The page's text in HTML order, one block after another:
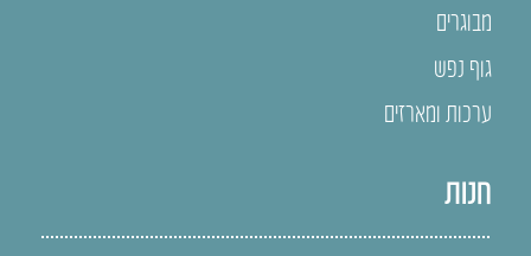
מבוגרים
גוף נפש
ערכות ומארזים
חנות